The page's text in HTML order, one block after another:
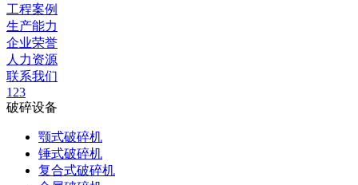
工程案例
生产能力
企业荣誉
人力资源
联系我们
1 23
破碎设备
颚式破碎机
锤式破碎机
复合式破碎机